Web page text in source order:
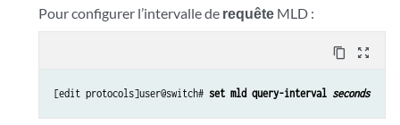
Pour configurer l’intervalle de requête MLD :
content_copy zoom_out_map
[edit protocols]user@switch# set mld query-interval seconds